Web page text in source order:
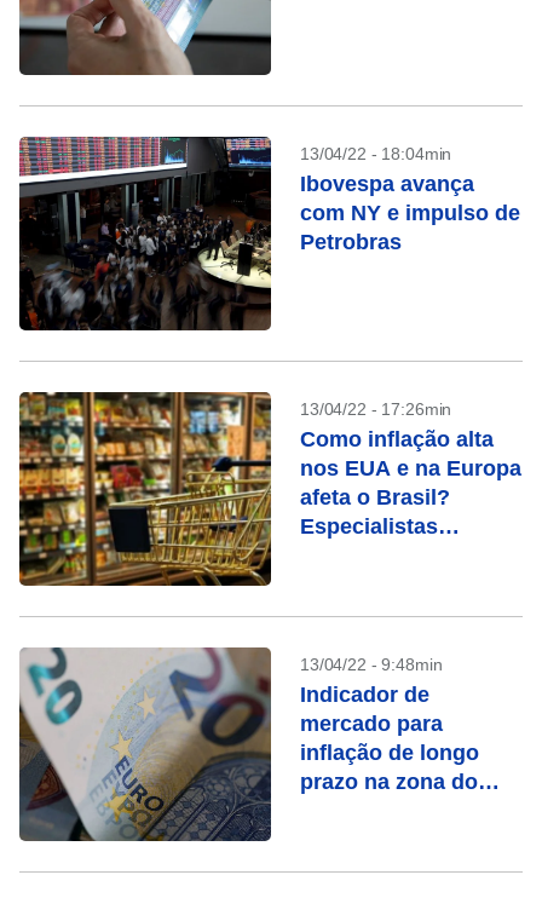
13/04/22 - 18:04min
Ibovespa avança
com NY e impulso de
Petrobras
13/04/22 - 17:26min
Como inflação alta
nos EUA e na Europa
afeta o Brasil?
Especialistas
13/04/22 - 9:48min
Indicador de
mercado para
inflação de longo
prazo na zona do